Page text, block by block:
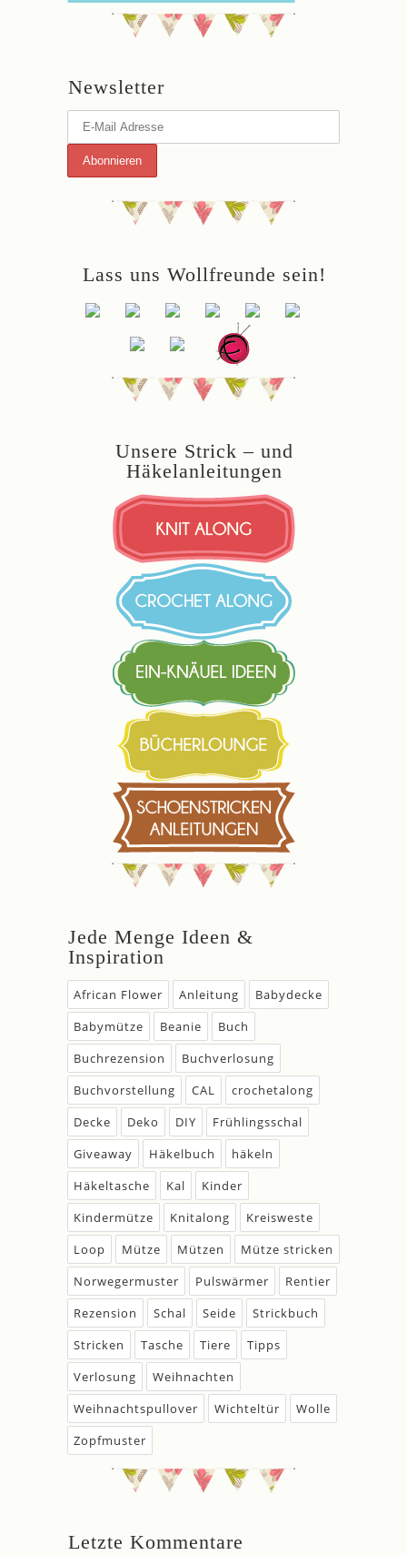
Newsletter
Lass uns Wollfreunde sein!
Unsere Strick – und
Häkelanleitungen
Jede Menge Ideen &
Inspiration
African Flower Anleitung
Babydecke
Babymütze
Beanie
Buch
Buchrezension
Buchverlosung
Buchvorstellung
CAL
crochetalong
Decke
Deko DIY
Frühlingsschal
Giveaway
Häkelbuch
häkeln
Häkeltasche
Kal
Kinder
Kindermütze
Knitalong
Kreisweste
Loop
Mütze Mützen
Mütze stricken
Norwegermuster
Pulswärmer
Rentier
Rezension
Schal Seide
Strickbuch
Stricken
Tasche Tiere
Tipps
Verlosung
Weihnachten
Weihnachtspullover
Wichteltür
Wolle
Zopfmuster
Letzte Kommentare